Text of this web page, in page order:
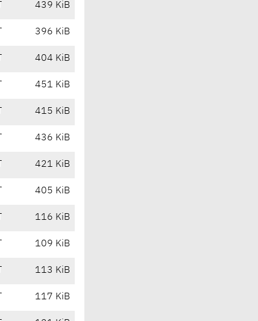
439 KiB
396 KiB
404 KiB
451 KiB
415 KiB
436 KiB
421 KiB
405 KiB
116 KiB
109 KiB
113 KiB
117 KiB